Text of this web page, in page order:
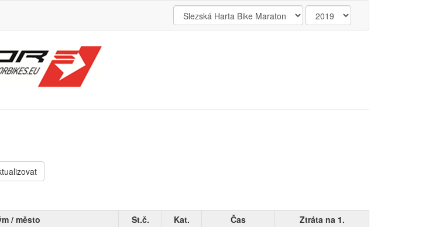
/ město St.č. Kat. Čas
Ztráta na 1.